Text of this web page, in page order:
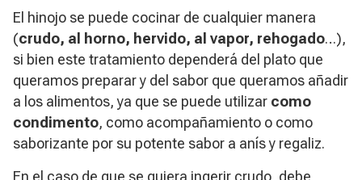
El hinojo se puede cocinar de cualquier manera
(crudo, al horno, hervido, al vapor, rehogado…),
si bien este tratamiento dependerá del plato que
queramos preparar y del sabor que queramos añadir
a los alimentos, ya que se puede utilizar como
condimento, como acompañamiento o como
saborizante por su potente sabor a anís y regaliz.
En el caso de que se quiera ingerir crudo, debe